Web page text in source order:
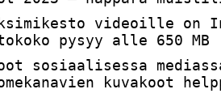
videoille on
pysyy alle 650
sosiaalisessa
kuvakoot